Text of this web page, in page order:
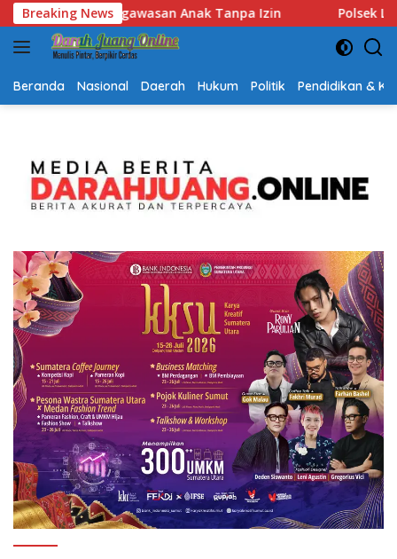
Langsung
ke
konten
Breaking News
Polsek Lubuk Baja Amankan Dua Tersangka Beserta
Beranda Nasional Daerah Hukum Politik Pendidikan &